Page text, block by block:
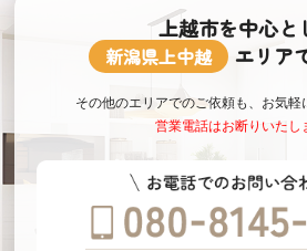
上越市を中心と
新潟県上中越 エリア
その他のエリアでのご依頼も、お気軽
営業電話はお断りいたし